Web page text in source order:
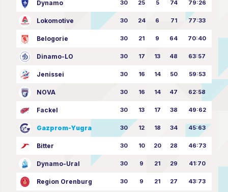
Dynamo 30 25 5 74 79:26
Lokomotive 30 24 6 71 77:33
Belogorie 30 21 9 64 70:40
Dinamo-LO 30 17 13 48 63:57
Jenissei 30 16 14 50 59:53
NOVA 30 16 14 47 62:58
Fackel 30 13 17 38 49:62
Gazprom-Yugra 30 12 18 34 45:63
Bitter 30 10 20 28 46:73
Dynamo-Ural 30 9 21 29 41:70
Region Orenburg 30 9 21 27 43:73